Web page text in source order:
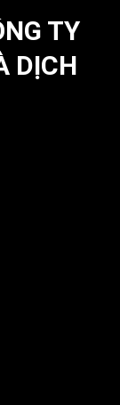
TY
DỊCH